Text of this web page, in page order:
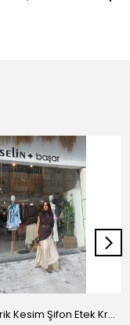
Asimetrik Kesim Şifon Etek Krem